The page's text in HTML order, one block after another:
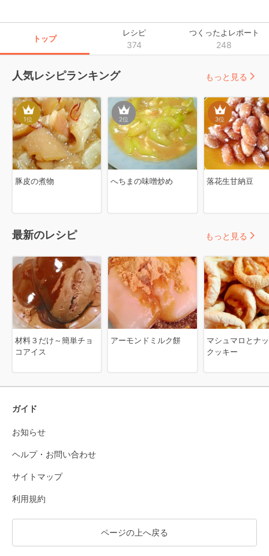
トップ
レシピ
374
つくったよレポート
248
人気レシピランキング
1位
豚皮の煮物
2位
へちまの味噌炒め
3位
落花生甘納豆
もっと見る
最新のレシピ
材料３だけ～簡単チョ
コアイス
アーモンドミルク餅
マシュマロとナ
クッキー
もっと見る
ガイド
お知らせ
ヘルプ・お問い合わせ
サイトマップ
利用規約
ページの上へ戻る